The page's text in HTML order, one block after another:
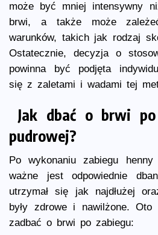
może być mniej intensywny
brwi, a także może
warunków, takich jak rodzaj
Ostatecznie, decyzja o
powinna być podjęta
się z zaletami i wadami tej
Jak dbać o brwi
pudrowej?
Po wykonaniu zabiegu
ważne jest odpowiednie
utrzymał się jak najdłużej
były zdrowe i nawilżone.
zadbać o brwi po zabiegu: